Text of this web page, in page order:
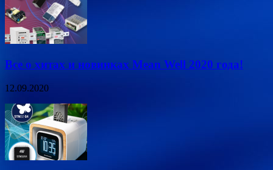
Все о хитах и новинках Mean Well 2020 года!
12.09.2020